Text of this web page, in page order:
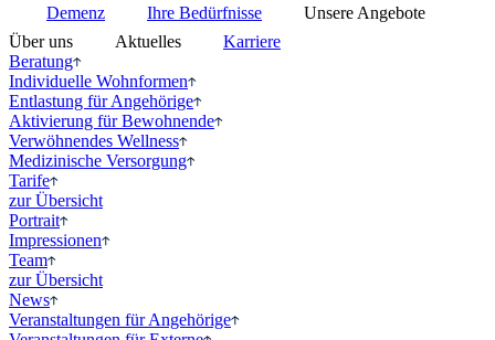
Demenz Ihre Bedürfnisse
Unsere Angebote
Über uns
Aktuelles
Karriere
Beratung
Individuelle Wohnformen
Entlastung für Angehörige
Aktivierung für Bewohnende
Verwöhnendes Wellness
Medizinische Versorgung
Tarife
zur Übersicht
Portrait
Impressionen
Team
zur Übersicht
News
Veranstaltungen für Angehörige